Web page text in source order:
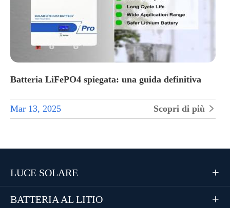
Batteria LiFePO4 spiegata: una guida definitiva
Mar 13, 2025 Scopri di più 
LUCE SOLARE 
BATTERIA AL LITIO 